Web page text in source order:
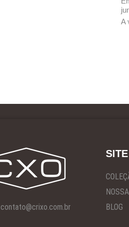
A
contato@crixo.com.br
SITE
BLOG